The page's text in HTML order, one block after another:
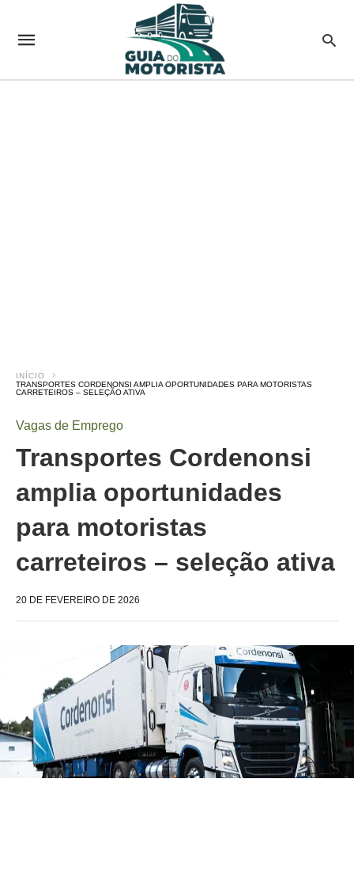
INÍCIO
TRANSPORTES CORDENONSI AMPLIA OPORTUNIDADES PARA MOTORISTAS
CARRETEIROS – SELEÇÃO ATIVA
Vagas de Emprego
Transportes Cordenonsi
amplia oportunidades
para motoristas
carreteiros – seleção ativa
20 DE FEVEREIRO DE 2026